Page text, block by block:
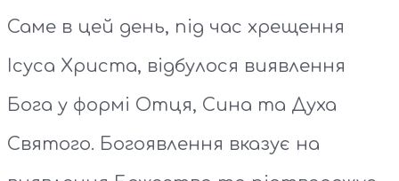
Саме в цей день, під час хрещення
Ісуса Христа, відбулося виявлення
Бога у формі Отця, Сина та Духа
Святого. Богоявлення вказує на